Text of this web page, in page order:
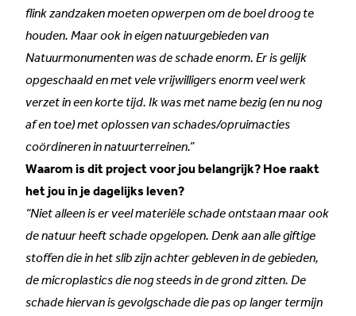
flink zandzaken moeten opwerpen om de boel droog te
houden. Maar ook in eigen natuurgebieden van
Natuurmonumenten was de schade enorm. Er is gelijk
opgeschaald en met vele vrijwilligers enorm veel werk
verzet in een korte tijd. Ik was met name bezig (en nu nog
af en toe) met oplossen van schades/opruimacties
coördineren in natuurterreinen.”
Waarom is dit project voor jou belangrijk? Hoe raakt
het jou in je dagelijks leven?
“Niet alleen is er veel materiële schade ontstaan maar ook
de natuur heeft schade opgelopen. Denk aan alle giftige
stoffen die in het slib zijn achter gebleven in de gebieden,
de microplastics die nog steeds in de grond zitten. De
schade hiervan is gevolgschade die pas op langer termijn